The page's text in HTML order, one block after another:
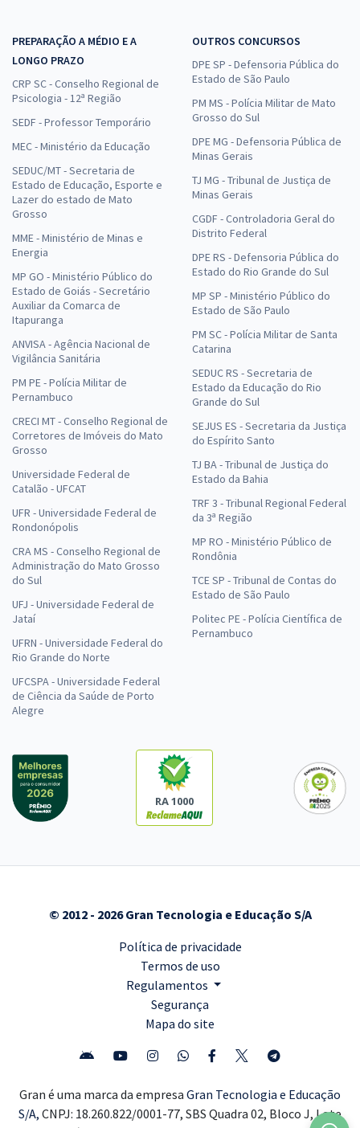
PREPARAÇÃO A MÉDIO E A
LONGO PRAZO
CRP SC - Conselho Regional de
Psicologia - 12ª Região
SEDF - Professor Temporário
MEC - Ministério da Educação
SEDUC/MT - Secretaria de
Estado de Educação, Esporte e
Lazer do estado de Mato
Grosso
MME - Ministério de Minas e
Energia
MP GO - Ministério Público do
Estado de Goiás - Secretário
Auxiliar da Comarca de
Itapuranga
ANVISA - Agência Nacional de
Vigilância Sanitária
PM PE - Polícia Militar de
Pernambuco
CRECI MT - Conselho Regional de
Corretores de Imóveis do Mato
Grosso
Universidade Federal de
Catalão - UFCAT
UFR - Universidade Federal de
Rondonópolis
CRA MS - Conselho Regional de
Administração do Mato Grosso
do Sul
UFJ - Universidade Federal de
Jataí
UFRN - Universidade Federal do
Rio Grande do Norte
UFCSPA - Universidade Federal
de Ciência da Saúde de Porto
Alegre
OUTROS CONCURSOS
DPE SP - Defensoria Pública do
Estado de São Paulo
PM MS - Polícia Militar de Mato
Grosso do Sul
DPE MG - Defensoria Pública de
Minas Gerais
TJ MG - Tribunal de Justiça de
Minas Gerais
CGDF - Controladoria Geral do
Distrito Federal
DPE RS - Defensoria Pública do
Estado do Rio Grande do Sul
MP SP - Ministério Público do
Estado de São Paulo
PM SC - Polícia Militar de Santa
Catarina
SEDUC RS - Secretaria de
Estado da Educação do Rio
Grande do Sul
SEJUS ES - Secretaria da Justiça
do Espírito Santo
TJ BA - Tribunal de Justiça do
Estado da Bahia
TRF 3 - Tribunal Regional Federal
da 3ª Região
MP RO - Ministério Público de
Rondônia
TCE SP - Tribunal de Contas do
Estado de São Paulo
Politec PE - Polícia Científica de
Pernambuco
RA 1000
© 2012 - 2026 Gran Tecnologia e Educação S/A
Política de privacidade
Termos de uso
Regulamentos
Segurança
Mapa do site
Gran é uma marca da empresa Gran Tecnologia e Educação
S/A, CNPJ: 18.260.822/0001-77, SBS Quadra 02, Bloco J, Lote